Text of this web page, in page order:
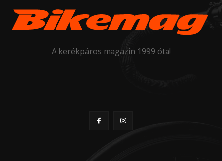
A kerékpáros magazin 1999 óta!